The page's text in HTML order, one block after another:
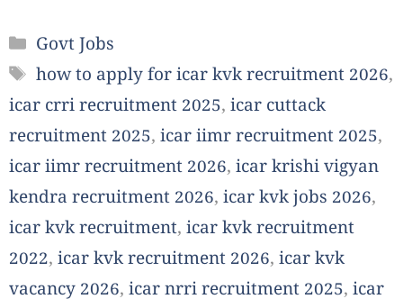
Categories
Govt Jobs
Tags
how to apply for icar kvk recruitment 2026,
icar crri recruitment 2025, icar cuttack
recruitment 2025, icar iimr recruitment 2025,
icar iimr recruitment 2026, icar krishi vigyan
kendra recruitment 2026, icar kvk jobs 2026,
icar kvk recruitment, icar kvk recruitment
2022, icar kvk recruitment 2026, icar kvk
vacancy 2026, icar nrri recruitment 2025, icar